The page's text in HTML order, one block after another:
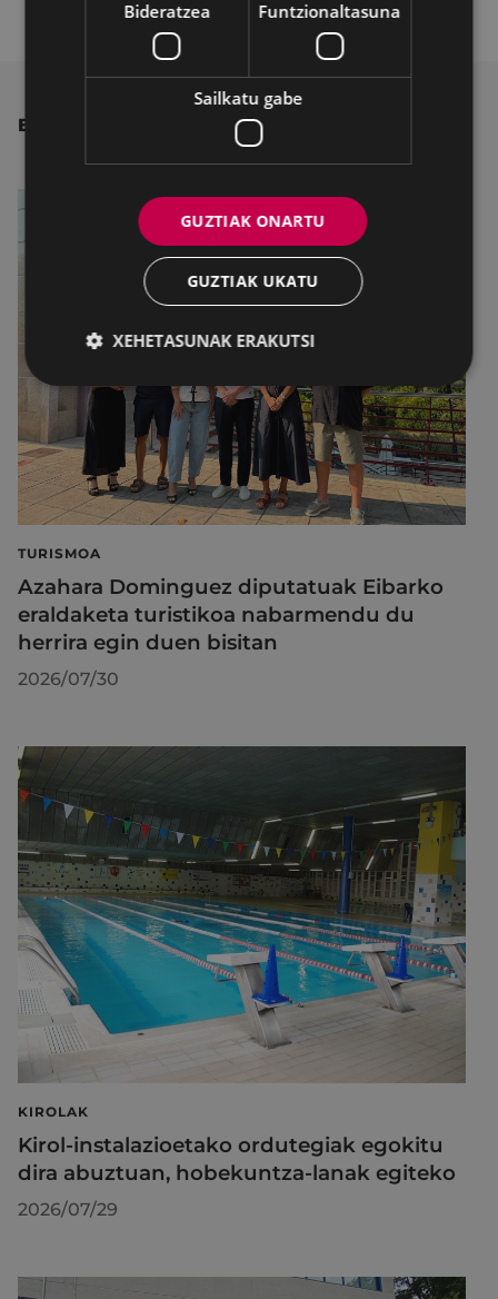
BESTE ALBISTE BATZUK
TURISMOA
Azahara Dominguez diputatuak Eibarko
eraldaketa turistikoa nabarmendu du
herrira egin duen bisitan
2026/07/30
KIROLAK
Kirol-instalazioetako ordutegiak egokitu
dira abuztuan, hobekuntza-lanak egiteko
2026/07/29
Bideratzea Funtzionaltasuna
Sailkatu gabe
GUZTIAK ONARTU
GUZTIAK UKATU
XEHETASUNAK ERAKUTSI